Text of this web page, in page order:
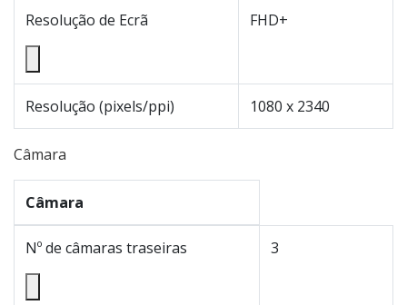
Resolução de Ecrã FHD+
Resolução (pixels/ppi) 1080 x 2340
Câmara
Câmara
Nº de câmaras traseiras 3